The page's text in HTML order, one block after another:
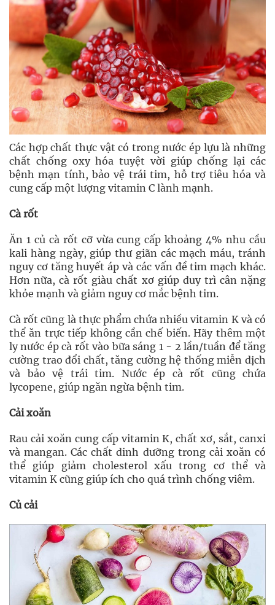
Các hợp chất thực vật có trong nước ép lựu là những
chất chống oxy hóa tuyệt vời giúp chống lại các
bệnh mạn tính, bảo vệ trái tim, hỗ trợ tiêu hóa và
cung cấp một lượng vitamin C lành mạnh.
Cà rốt
Ăn 1 củ cà rốt cỡ vừa cung cấp khoảng 4% nhu cầu
kali hàng ngày, giúp thư giãn các mạch máu, tránh
nguy cơ tăng huyết áp và các vấn đề tim mạch khác.
Hơn nữa, cà rốt giàu chất xơ giúp duy trì cân nặng
khỏe mạnh và giảm nguy cơ mắc bệnh tim.
Cà rốt cũng là thực phẩm chứa nhiều vitamin K và có
thể ăn trực tiếp không cần chế biến. Hãy thêm một
ly nước ép cà rốt vào bữa sáng 1 - 2 lần/tuần để tăng
cường trao đổi chất, tăng cường hệ thống miễn dịch
và bảo vệ trái tim. Nước ép cà rốt cũng chứa
lycopene, giúp ngăn ngừa bệnh tim.
Cải xoăn
Rau cải xoăn cung cấp vitamin K, chất xơ, sắt, canxi
và mangan. Các chất dinh dưỡng trong cải xoăn có
thể giúp giảm cholesterol xấu trong cơ thể và
vitamin K cũng giúp ích cho quá trình chống viêm.
Củ cải